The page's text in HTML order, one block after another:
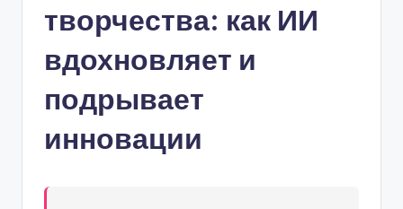
si
творчества: как ИИ
вдохновляет и
подрывает
инновации